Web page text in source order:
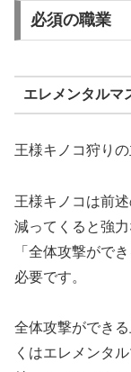
必須の職業
エレメンタルマ
王様キノコ狩りの
王様キノコは前
減ってくると強
「全体攻撃がで
必要です。
全体攻撃ができ
くはエレメンタ